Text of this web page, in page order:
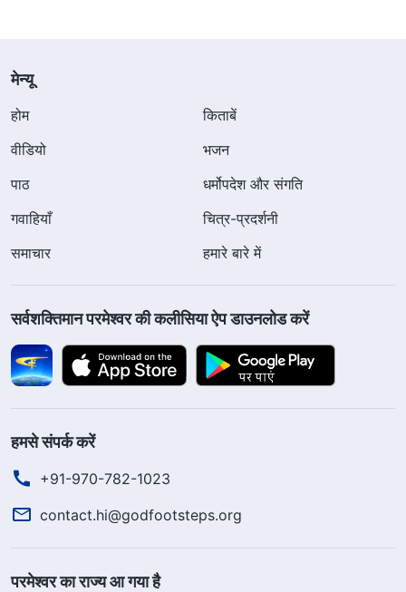
मेन्यू
होम
किताबें
वीडियो
भजन
पाठ
धर्मोपदेश और संगति
गवाहियाँ
चित्र-प्रदर्शनी
समाचार
हमारे बारे में
सर्वशक्तिमान परमेश्वर की कलीसिया ऐप डाउनलोड करें
हमसे संपर्क करें
+91-970-782-1023
contact.hi@godfootsteps.org
परमेश्वर का राज्य आ गया है